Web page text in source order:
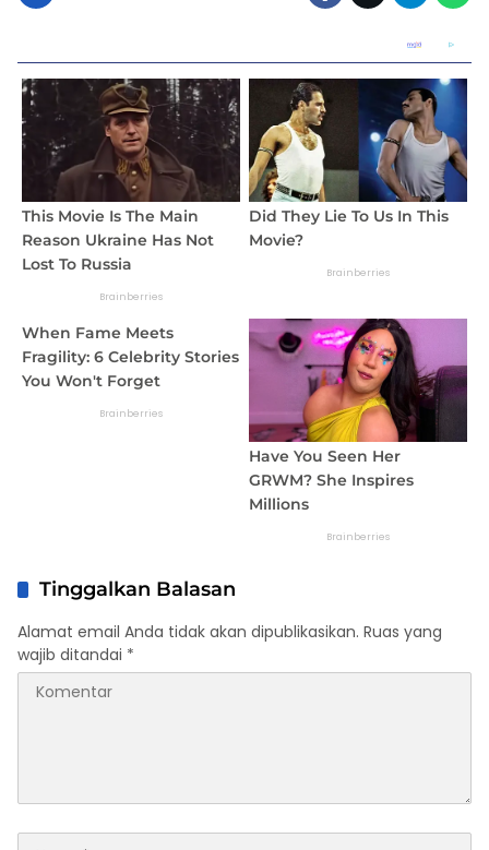
Tinggalkan Balasan
Alamat email Anda tidak akan dipublikasikan. Ruas yang
wajib ditandai *